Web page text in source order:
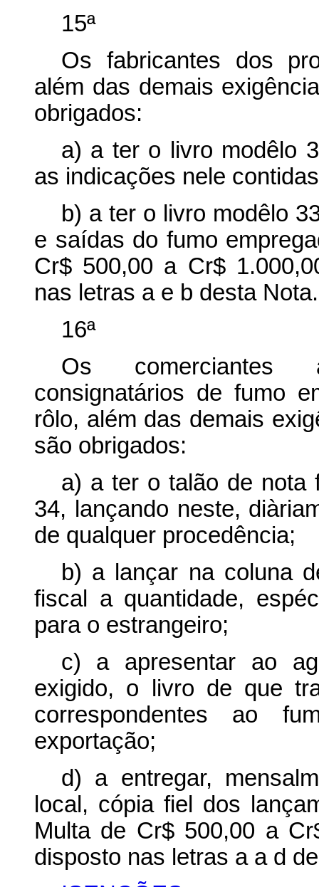
15ª
Os fabricantes dos
além das demais
obrigados:
a) a ter o livro modêlo
as indicações nele
b) a ter o livro modêlo
e saídas do fumo
Cr$ 500,00 a Cr$
nas letras a e b desta Nota.
16ª
Os comerciantes
consignatários de fumo
rôlo, além das demais
são obrigados:
a) a ter o talão de nota
34, lançando neste,
de qualquer procedência;
b) a lançar na coluna
fiscal a quantidade,
para o estrangeiro;
c) a apresentar ao
exigido, o livro de que
correspondentes ao
exportação;
d) a entregar,
local, cópia fiel dos
Multa de Cr$ 500,00 a
disposto nas letras a a d